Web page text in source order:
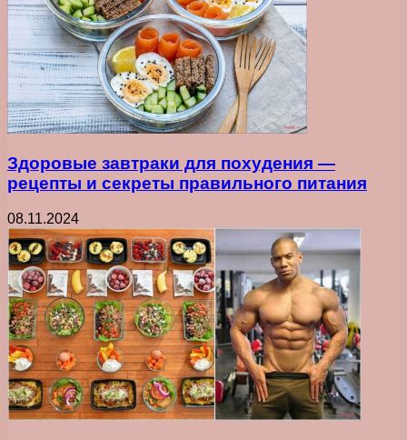
Здоровые завтраки для похудения —
рецепты и секреты правильного питания
08.11.2024